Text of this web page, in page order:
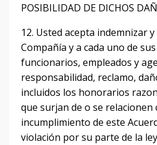
POSIBILIDAD DE DICHOS
12. Usted acepta indemnizar
Compañía y a cada uno de
funcionarios, empleados y
responsabilidad, reclamo,
incluidos los honorarios
que surjan de o se relacionen
incumplimiento de este
violación por su parte de la